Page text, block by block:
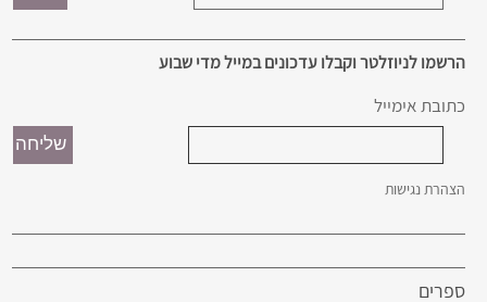
הרשמו לניוזלטר וקבלו עדכונים במייל מדי שבוע
כתובת אימייל
הצהרת נגישות
ספרים